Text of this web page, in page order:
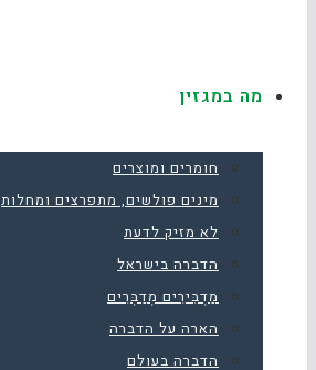
מה במגזין
חומרים ומוצרים
מינים פולשים, מתפרצים ומחלות
לא מזיק לדעת
הדברה בישראל
מַדְבִּירִים מְדַבְּרִים
הארה על הדברה
הדברה בעולם